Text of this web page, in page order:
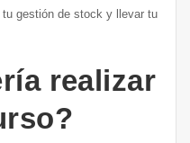
tu gestión de stock y llevar tu
realizar